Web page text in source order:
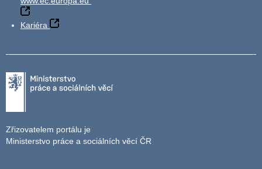
Kariéra
Zřizovatelem portálu je
Ministerstvo práce a sociálních věcí ČR